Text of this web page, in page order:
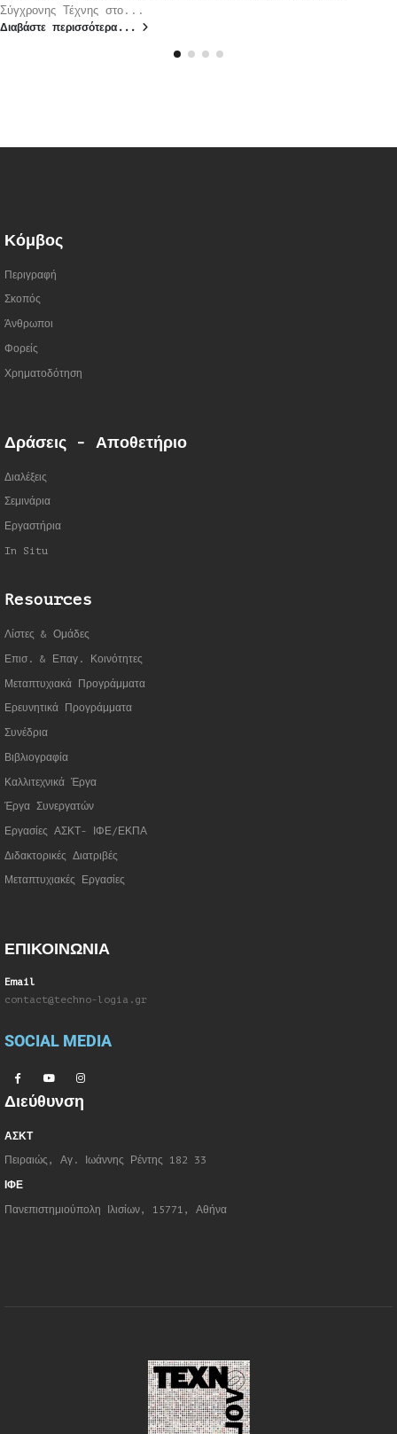
Σύγχρονης Τέχνης στο...
Διαβάστε περισσότερα...
Κόμβος
Περιγραφή
Σκοπός
Άνθρωποι
Φορείς
Χρηματοδότηση
Δράσεις - Αποθετήριο
Διαλέξεις
Σεμινάρια
Εργαστήρια
In Situ
Resources
Λίστες & Ομάδες
Επισ. & Επαγ. Κοινότητες
Μεταπτυχιακά Προγράμματα
Ερευνητικά Προγράμματα
Συνέδρια
Βιβλιογραφία
Καλλιτεχνικά Έργα
Έργα Συνεργατών
Εργασίες ΑΣΚΤ- ΙΦΕ/ΕΚΠΑ
Διδακτορικές Διατριβές
Μεταπτυχιακές Εργασίες
ΕΠΙΚΟΙΝΩΝΙΑ
Email
contact@techno-logia.gr
SOCIAL MEDIA
Διεύθυνση
ΑΣΚΤ
Πειραιώς, Αγ. Ιωάννης Ρέντης 182 33
ΙΦΕ
Πανεπιστημιούπολη Ιλισίων, 15771, Αθήνα